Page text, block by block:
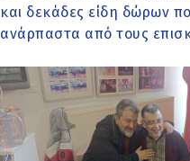
και δεκάδες είδη δώρων
ανάρπαστα από τους